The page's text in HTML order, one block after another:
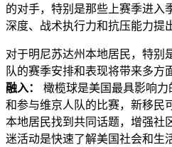
的对手，特别是那些上赛季进入
深度、战术执行力和抗压能力提
对于明尼苏达州本地居民，特别
队的赛季安排和表现将带来多方
融入：
橄榄球是美国最具影响
和参与维京人队的比赛，新移民
本地居民找到共同话题，增强社
迷活动是快速了解美国社会和生